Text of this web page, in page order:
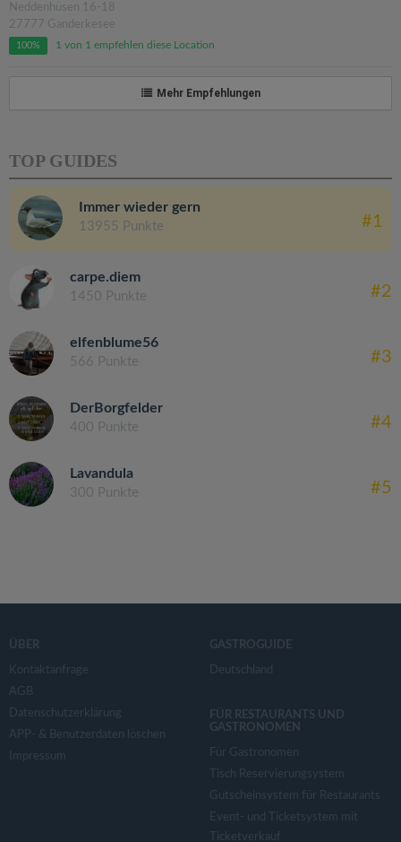
Neddenhüsen 16-18
27777 Ganderkesee
100% 1 von 1 empfehlen diese Location
Mehr Empfehlungen
TOP GUIDES
Immer wieder gern
13955 Punkte #1
carpe.diem
1450 Punkte #2
elfenblume56
566 Punkte #3
DerBorgfelder
400 Punkte #4
Lavandula
300 Punkte #5
ÜBER
Kontaktanfrage
AGB
Datenschutzerklärung
APP- & Benutzerdaten löschen
Impressum
GASTROGUIDE
Deutschland
FÜR RESTAURANTS UND
GASTRONOMEN
Für Gastronomen
Tisch Reservierungsystem
Gutscheinsystem für Restaurants
Event- und Ticketsystem mit
Ticketverkauf